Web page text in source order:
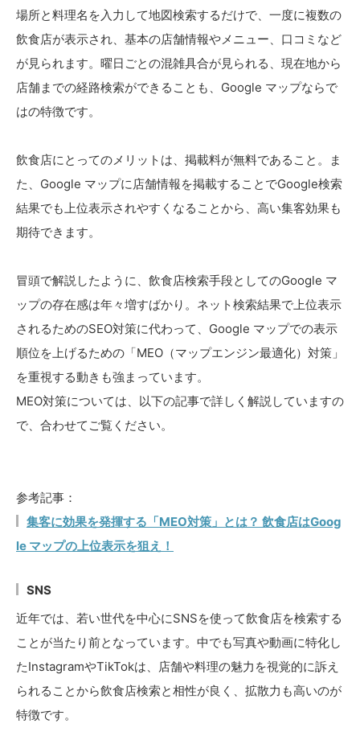
場所と料理名を入力して地図検索するだけで、一度に複数の
飲食店が表示され、基本の店舗情報やメニュー、口コミなど
が見られます。曜日ごとの混雑具合が見られる、現在地から
店舗までの経路検索ができることも、Google マップならで
はの特徴です。
飲食店にとってのメリットは、掲載料が無料であること。ま
た、Google マップに店舗情報を掲載することでGoogle検索
結果でも上位表示されやすくなることから、高い集客効果も
期待できます。
冒頭で解説したように、飲食店検索手段としてのGoogle マ
ップの存在感は年々増すばかり。ネット検索結果で上位表示
されるためのSEO対策に代わって、Google マップでの表示
順位を上げるための「MEO（マップエンジン最適化）対策」
を重視する動きも強まっています。
MEO対策については、以下の記事で詳しく解説していますの
で、合わせてご覧ください。
参考記事：
集客に効果を発揮する「MEO対策」とは？ 飲食店はGoog
le マップの上位表示を狙え！
SNS
近年では、若い世代を中心にSNSを使って飲食店を検索する
ことが当たり前となっています。中でも写真や動画に特化し
たInstagramやTikTokは、店舗や料理の魅力を視覚的に訴え
られることから飲食店検索と相性が良く、拡散力も高いのが
特徴です。